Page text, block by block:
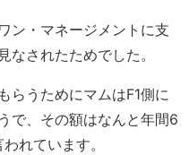
ン・マネージメントに支
なされたためでした。
らうためにマムはF1側に
で、その額はなんと年間6
れています。